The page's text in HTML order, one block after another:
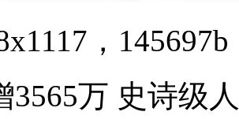
，145697b
3565万 史诗级